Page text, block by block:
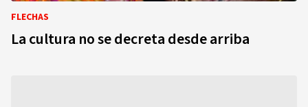
FLECHAS
La cultura no se decreta desde arriba